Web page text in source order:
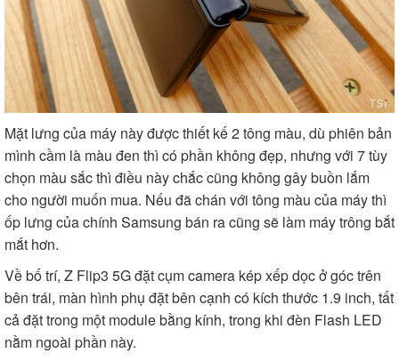
Mặt lưng của máy này được thiết kế 2 tông màu, dù phiên bản
mình cầm là màu đen thì có phần không đẹp, nhưng với 7 tùy
chọn màu sắc thì điều này chắc cũng không gây buồn lắm
cho người muốn mua. Nếu đã chán với tông màu của máy thì
ốp lưng của chính Samsung bán ra cũng sẽ làm máy trông bắt
mắt hơn.
Về bố trí, Z Flip3 5G đặt cụm camera kép xếp dọc ở góc trên
bên trái, màn hình phụ đặt bên cạnh có kích thước 1.9 inch, tất
cả đặt trong một module bằng kính, trong khi đèn Flash LED
nằm ngoài phần này.